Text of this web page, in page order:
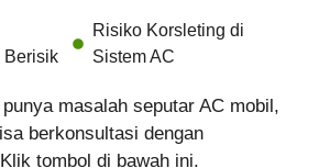
Berisik
Risiko Korsleting di
Sistem AC
masalah seputar AC mobil,
berkonsultasi dengan
tombol di bawah ini.